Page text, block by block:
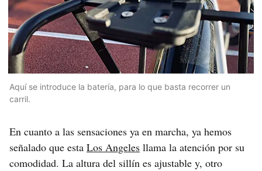
Aquí se introduce la batería, para lo que basta recorrer un
carril.
En cuanto a las sensaciones ya en marcha, ya hemos
señalado que esta Los Angeles llama la atención por su
comodidad. La altura del sillín es ajustable y, otro